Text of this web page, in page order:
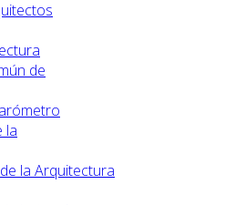
de
la
la Arquitectura